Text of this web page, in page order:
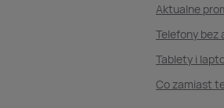
Aktualne
Telefony bez
Tablety i
Co zamiast